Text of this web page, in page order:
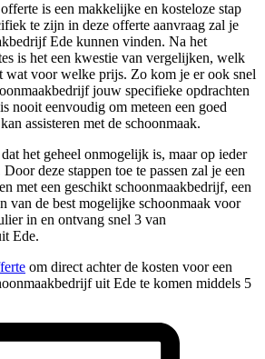
is een makkelijke en kosteloze stap
te zijn in deze offerte aanvraag zal je
Ede kunnen vinden. Na het
is het een kwestie van vergelijken, welk
wat voor welke prijs. Zo kom je er ook snel
jouw specifieke opdrachten
nooit eenvoudig om meteen een goed
assisteren met de schoonmaak.
het geheel onmogelijk is, maar op ieder
deze stappen toe te passen zal je een
met een geschikt schoonmaakbedrijf, een
van de best mogelijke schoonmaak voor
in en ontvang snel 3 van
Ede.
om direct achter de kosten voor een
uit Ede te komen middels 5